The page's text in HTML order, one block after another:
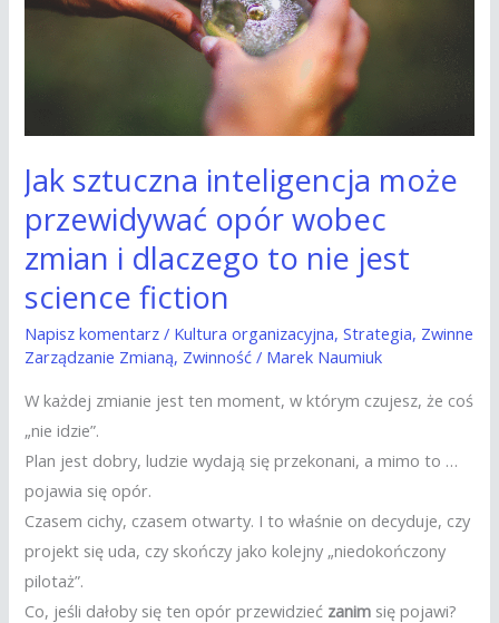
Jak sztuczna inteligencja może
przewidywać opór wobec
zmian i dlaczego to nie jest
science fiction
Napisz komentarz / Kultura organizacyjna,Strategia, Zwinne
Zarządzanie Zmianą, Zwinność / Marek Naumiuk
W każdej zmianie jest ten moment, w którym czujesz, że coś
„nie idzie”.
Plan jest dobry, ludzie wydają się przekonani, a mimo to …
pojawia się opór.
Czasem cichy, czasem otwarty. I to właśnie on decyduje, czy
projekt się uda, czy skończy jako kolejny „niedokończony
pilotaż”.
Co, jeśli dałoby się ten opór przewidzieć zanim się pojawi?
przewidywać
i
dlaczego
to
nie
jest
science